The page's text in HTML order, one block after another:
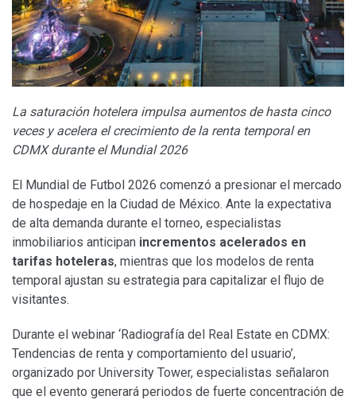
La saturación hotelera impulsa aumentos de hasta cinco
veces y acelera el crecimiento de la renta temporal en
CDMX durante el Mundial 2026
El Mundial de Futbol 2026 comenzó a presionar el mercado
de hospedaje en la Ciudad de México. Ante la expectativa
de alta demanda durante el torneo, especialistas
inmobiliarios anticipan incrementos acelerados en
tarifas hoteleras, mientras que los modelos de renta
temporal ajustan su estrategia para capitalizar el flujo de
visitantes.
Durante el webinar ‘Radiografía del Real Estate en CDMX:
Tendencias de renta y comportamiento del usuario’,
organizado por University Tower, especialistas señalaron
que el evento generará periodos de fuerte concentración de